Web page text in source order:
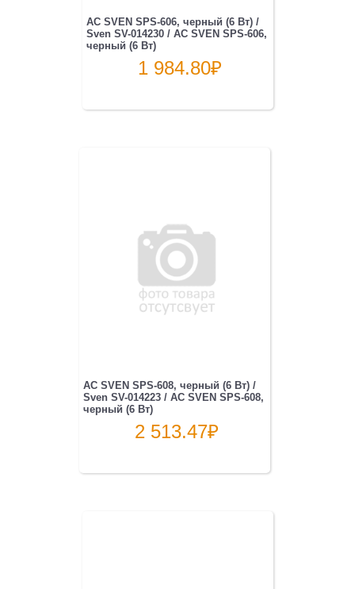
АС SVEN SPS-606, черный (6 Вт) /
Sven SV-014230 / АС SVEN SPS-606,
черный (6 Вт)
1 984.80₽
АС SVEN SPS-608, черный (6 Вт) /
Sven SV-014223 / АС SVEN SPS-608,
черный (6 Вт)
2 513.47₽